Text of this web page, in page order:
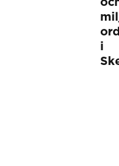
i